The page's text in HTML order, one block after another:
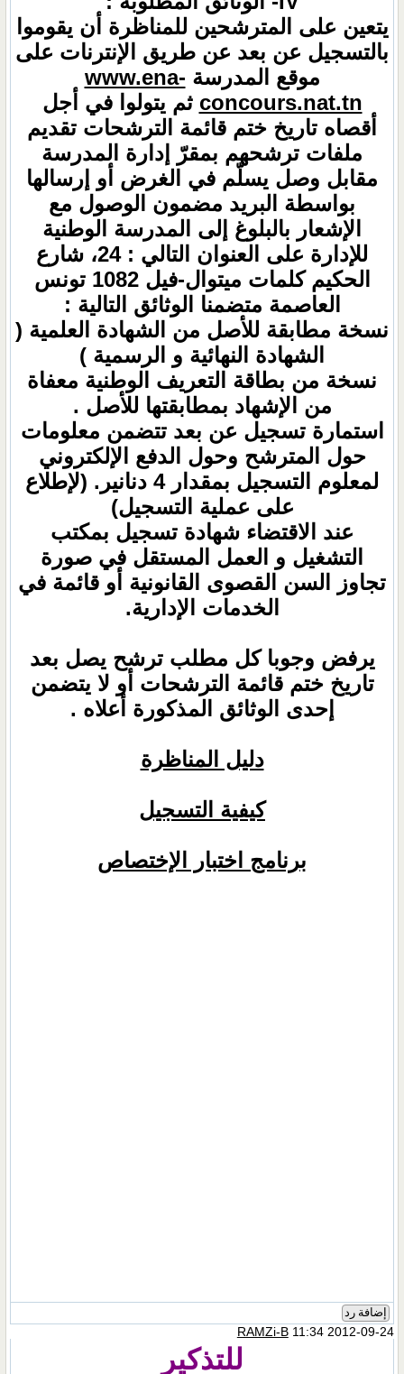
يتعين على المترشحين للمناظرة أن يقوموا
بالتسجيل عن بعد عن طريق الإنترنات على
موقع المدرسة www.ena-
concours.nat.tn ثم يتولوا في أجل
أقصاه تاريخ ختم قائمة الترشحات تقديم
ملفات ترشحهم بمقرّ إدارة المدرسة
مقابل وصل يسلّم في الغرض أو إرسالها
بواسطة البريد مضمون الوصول مع
الإشعار بالبلوغ إلى المدرسة الوطنية
للإدارة على العنوان التالي : 24، شارع
الحكيم كلمات ميتوال-فيل 1082 تونس
العاصمة متضمنا الوثائق التالية :
نسخة مطابقة للأصل من الشهادة العلمية (
الشهادة النهائية و الرسمية )
نسخة من بطاقة التعريف الوطنية معفاة
من الإشهاد بمطابقتها للأصل .
استمارة تسجيل عن بعد تتضمن معلومات
حول المترشح وحول الدفع الإلكتروني
لمعلوم التسجيل بمقدار 4 دنانير. (لإطلاع
على عملية التسجيل)
عند الاقتضاء شهادة تسجيل بمكتب
التشغيل و العمل المستقل في صورة
تجاوز السن القصوى القانونية أو قائمة في
الخدمات الإدارية.
يرفض وجوبا كل مطلب ترشح يصل بعد
تاريخ ختم قائمة الترشحات أو لا يتضمن
إحدى الوثائق المذكورة أعلاه .
دليل المناظرة
كيفية التسجيل
برنامج اختبار الإختصاص
إضافة رد
RAMZi-B11:34 2012-09-24
للتذكير